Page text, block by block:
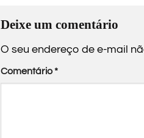
Deixe um comentário
O seu endereço de e-mail
Comentário*